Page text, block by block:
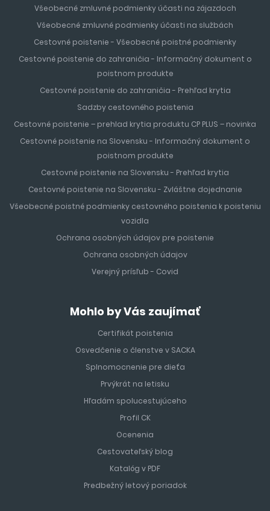
Všeobecné zmluvné podmienky účasti na zájazdoch
Všeobecné zmluvné podmienky účasti na službách
Cestovné poistenie - Všeobecné poistné podmienky
Cestovné poistenie do zahraničia - Informačný dokument o
poistnom produkte
Cestovné poistenie do zahraničia - Prehľad krytia
Sadzby cestovného poistenia
Cestovné poistenie – prehlad krytia produktu CP PLUS – novinka
Cestovné poistenie na Slovensku - Informačný dokument o
poistnom produkte
Cestovné poistenie na Slovensku - Prehľad krytia
Cestovné poistenie na Slovensku - Zvláštne dojednanie
Všeobecné poistné podmienky cestovného poistenia k poisteniu
vozidla
Ochrana osobných údajov pre poistenie
Ochrana osobných údajov
Verejný prísľub - Covid
Mohlo by Vás zaujímať
Certifikát poistenia
Osvedčenie o členstve v SACKA
Splnomocnenie pre dieťa
Prvýkrát na letisku
Hľadám spolucestujúceho
Profil CK
Ocenenia
Cestovateľský blog
Katalóg v PDF
Predbežný letový poriadok